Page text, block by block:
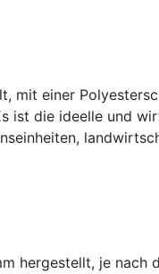
mit einer
ist die ideelle und
hergestellt, je nach